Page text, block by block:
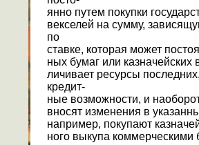
янно путем покупки
векселей на сумму,
по
ставке, которая может
ных бумаг или казначейских
личивает ресурсы
кредит-
ные возможности, и
вносят изменения в
например, покупают
ного выкупа коммерческими